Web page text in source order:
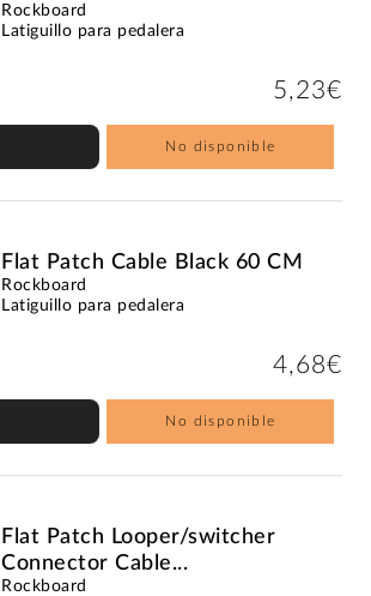
Rockboard
Latiguillo para pedalera
5,23€
No disponible
Flat Patch Cable Black 60 CM
Rockboard
Latiguillo para pedalera
4,68€
No disponible
Flat Patch Looper/switcher
Connector Cable...
Rockboard